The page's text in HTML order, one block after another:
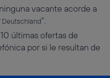
vacante acorde a
Deutschland".
últimas ofertas de
por si le resultan de